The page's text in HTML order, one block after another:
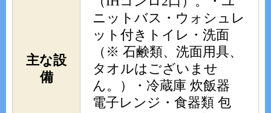
主な設
備
ニットバス・ウォシュレ
ット付きトイレ・洗面
（※ 石鹸類、洗面用具、
タオルはございませ
ん。）・冷蔵庫 炊飯器
電子レンジ・食器類 包